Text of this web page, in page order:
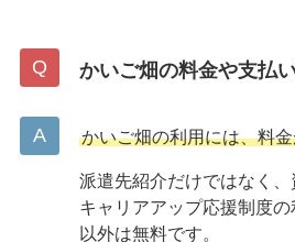
かいご畑の料金や支払
かいご畑の利用には、料
派遣先紹介だけではなく
キャリアアップ応援制度
以外は無料です。